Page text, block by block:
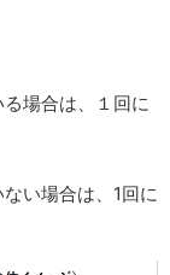
場合は、１回に
い場合は、1回に